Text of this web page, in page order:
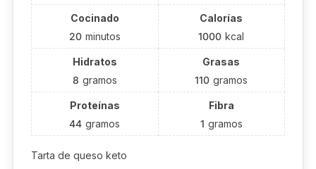
Cocinado
20 minutos
Calorías
1000 kcal
Hidratos
8 gramos
Grasas
110 gramos
Proteínas
44 gramos
Fibra
1 gramos
Tarta de queso keto